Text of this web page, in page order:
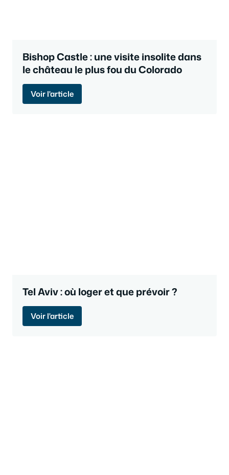
Bishop Castle : une visite insolite dans
le château le plus fou du Colorado
Voir l'article
Tel Aviv : où loger et que prévoir ?
Voir l'article